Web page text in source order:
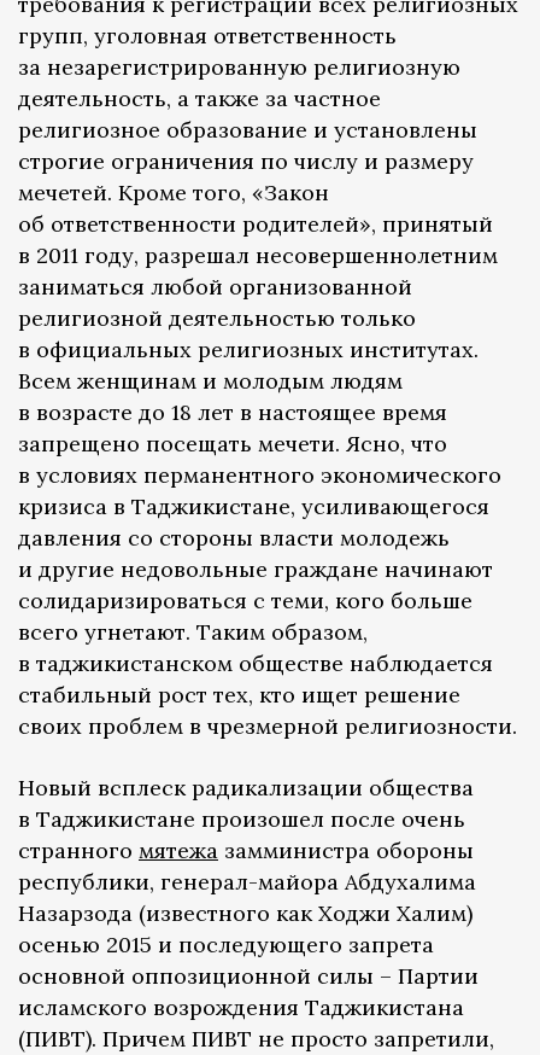
групп, уголовная ответственность
за незарегистрированную религиозную
деятельность, а также за частное
религиозное образование и установлены
строгие ограничения по числу и размеру
мечетей. Кроме того, «Закон
об ответственности родителей», принятый
в 2011 году, разрешал несовершеннолетним
заниматься любой организованной
религиозной деятельностью только
в официальных религиозных институтах.
Всем женщинам и молодым людям
в возрасте до 18 лет в настоящее время
запрещено посещать мечети. Ясно, что
в условиях перманентного экономического
кризиса в Таджикистане, усиливающегося
давления со стороны власти молодежь
и другие недовольные граждане начинают
солидаризироваться с теми, кого больше
всего угнетают. Таким образом,
в таджикистанском обществе наблюдается
стабильный рост тех, кто ищет решение
своих проблем в чрезмерной религиозности.
Новый всплеск радикализации общества
в Таджикистане произошел после очень
странного мятежа замминистра обороны
республики, генерал-майора Абдухалима
Назарзода (известного как Ходжи Халим)
осенью 2015 и последующего запрета
основной оппозиционной силы – Партии
исламского возрождения Таджикистана
(ПИВТ). Причем ПИВТ не просто запретили,